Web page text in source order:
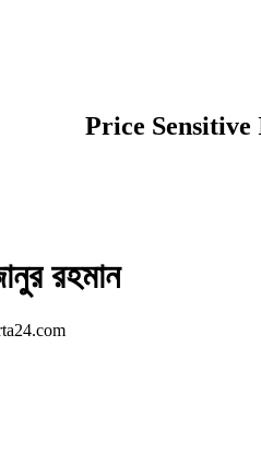
Price
রহমান